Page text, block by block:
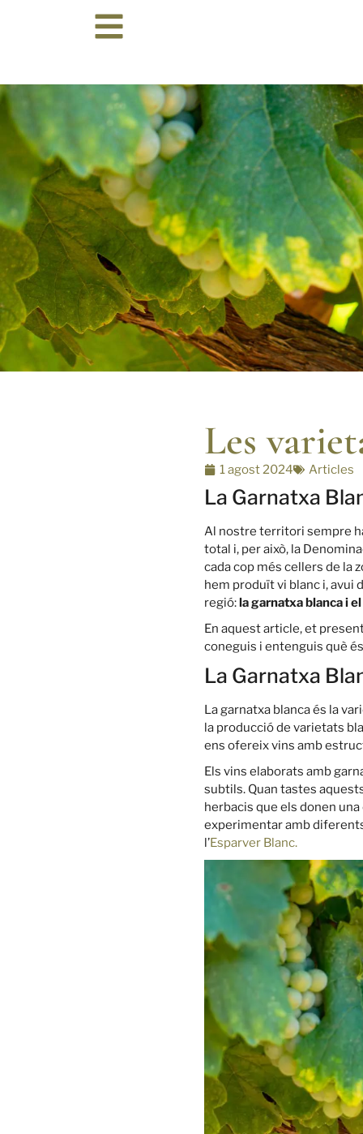
Les
1 agost 2024 Articles
La Garnatxa
Al nostre territori sempre
total i, per això, la
cada cop més cellers de la
hem produït vi blanc i, avui
regió:la garnatxa blanca i
En aquest article, et
coneguis i entenguis què
La Garnatxa
La garnatxa blanca és la
la producció de varietats
ens ofereix vins amb
Els vins elaborats amb
subtils. Quan tastes
herbacis que els donen
experimentar amb
l’Esparver Blanc.